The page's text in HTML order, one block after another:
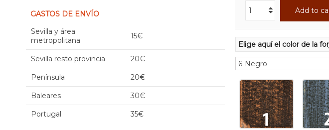
GASTOS DE ENVÍO
Sevilla y área
metropolitana
15€
Sevilla resto provincia 20€
Península 20€
Baleares 30€
Portugal 35€
Add to
Elige aquí el color de la